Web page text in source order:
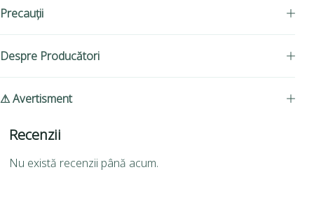
Precauții
Despre Producători
⚠ Avertisment
Recenzii
Nu există recenzii până acum.